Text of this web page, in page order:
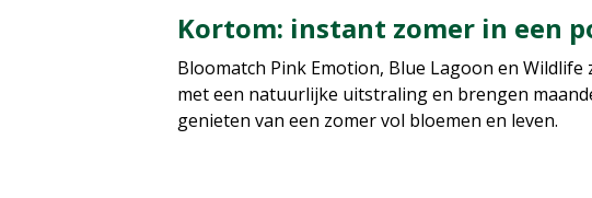
Kortom: instant zomer in een
Bloomatch Pink Emotion, Blue Lagoon en
met een natuurlijke uitstraling en brengen
genieten van een zomer vol bloemen en leven.